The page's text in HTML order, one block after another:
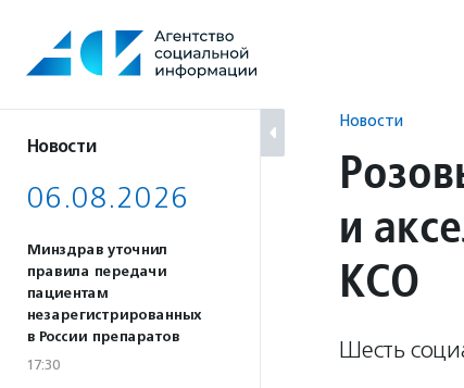
содержанию
Новости
06.08.2026
Минздрав уточнил
правила передачи
пациентам
незарегистрированных
в России препаратов
17:30
Новости
и
КСО
Шесть